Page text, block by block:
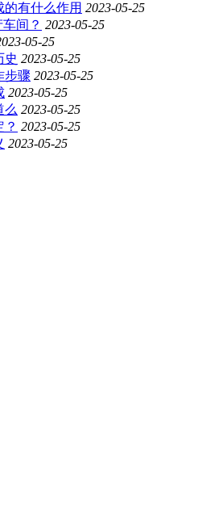
有什么作用 2023-05-25
间？ 2023-05-25
05-25
史 2023-05-25
步骤 2023-05-25
2023-05-25
么 2023-05-25
2023-05-25
2023-05-25